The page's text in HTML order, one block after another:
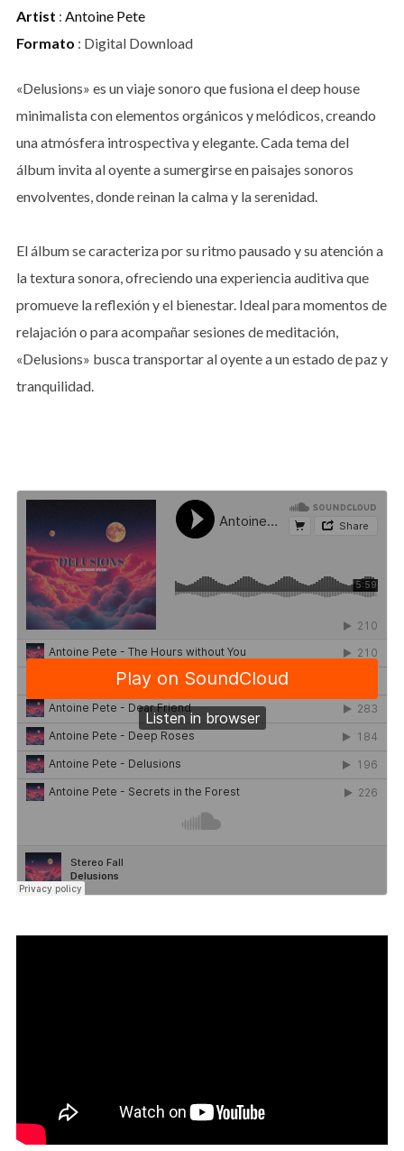
Artist : Antoine Pete
Formato : Digital Download
«Delusions» es un viaje sonoro que fusiona el deep house
minimalista con elementos orgánicos y melódicos, creando
una atmósfera introspectiva y elegante. Cada tema del
álbum invita al oyente a sumergirse en paisajes sonoros
envolventes, donde reinan la calma y la serenidad.
El álbum se caracteriza por su ritmo pausado y su atención a
la textura sonora, ofreciendo una experiencia auditiva que
promueve la reflexión y el bienestar. Ideal para momentos de
relajación o para acompañar sesiones de meditación,
«Delusions» busca transportar al oyente a un estado de paz y
tranquilidad.